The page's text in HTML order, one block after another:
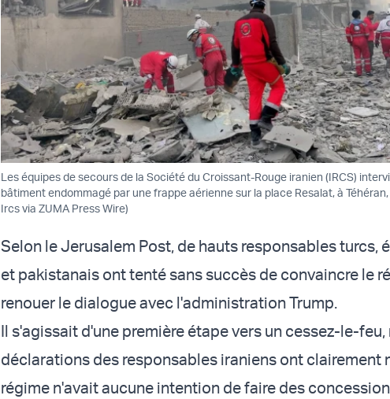
Les équipes de secours de la Société du Croissant-Rouge iranien (IRCS)
bâtiment endommagé par une frappe aérienne sur la place Resalat, à
Ircs via ZUMA Press Wire)
Selon le Jerusalem Post, de hauts responsables turcs,
et pakistanais ont tenté sans succès de convaincre le
renouer le dialogue avec l'administration Trump.
Il s'agissait d'une première étape vers un cessez-le-
déclarations des responsables iraniens ont clairement
régime n'avait aucune intention de faire des